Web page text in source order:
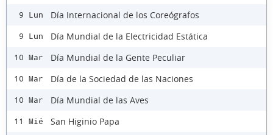
9 Lun Día Internacional de los Coreógrafos
9 Lun Día Mundial de la Electricidad Estática
10 Mar Día Mundial de la Gente Peculiar
10 Mar Día de la Sociedad de las Naciones
10 Mar Día Mundial de las Aves
11 Mié San Higinio Papa